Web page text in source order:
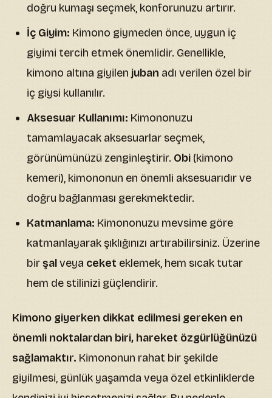
doğru kumaşı seçmek, konforunuzu artırır.
İç Giyim: Kimono giymeden önce, uygun iç
giyimi tercih etmek önemlidir. Genellikle,
kimono altına giyilen juban adı verilen özel bir
iç giysi kullanılır.
Aksesuar Kullanımı: Kimononuzu
tamamlayacak aksesuarlar seçmek,
görünümünüzü zenginleştirir. Obi (kimono
kemeri), kimononun en önemli aksesuarıdır ve
doğru bağlanması gerekmektedir.
Katmanlama: Kimononuzu mevsime göre
katmanlayarak şıklığınızı artırabilirsiniz. Üzerine
birşalveya ceket eklemek, hem sıcak tutar
hem de stilinizi güçlendirir.
Kimono giyerken dikkat edilmesi gereken en
önemli noktalardan biri, hareket özgürlüğünüzü
sağlamaktır. Kimononun rahat bir şekilde
giyilmesi, günlük yaşamda veya özel etkinliklerde